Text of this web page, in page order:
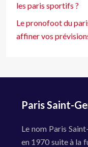
les paris sportifs ?
Le pronofoot du
affiner vos
Paris Saint-
Le nom Paris
en 1970 suite à la